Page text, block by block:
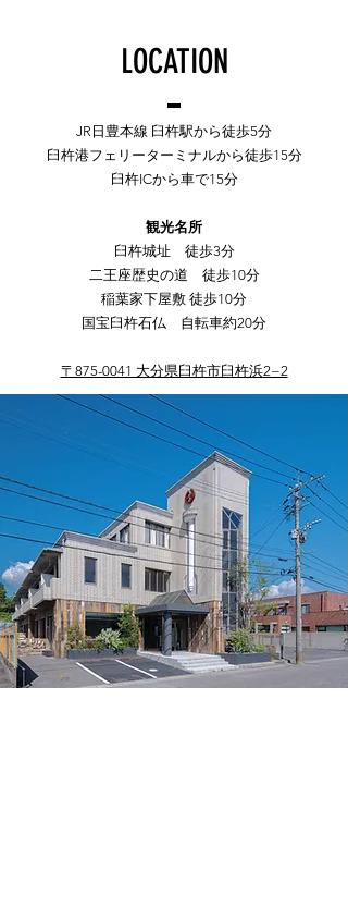
LOCATION
JR日豊本線 臼杵駅から徒歩5分
臼杵港フェリーターミナルから徒歩15分
臼杵ICから車で15分
観光名所
臼杵城址 徒歩3分
二王座歴史の道 徒歩10分
稲葉家下屋敷 徒歩10分
​国宝臼杵石仏 自転車約20分
〒875-0041 大分県臼杵市臼杵浜2−2